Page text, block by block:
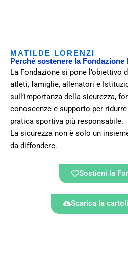
MATILDE LORENZI
Perché sostenere la
La Fondazione si pone l’obiettivo
atleti, famiglie, allenatori e
sull’importanza della sicurezza,
conoscenze e supporto per
pratica sportiva più responsabile.
La sicurezza non è solo un
da diffondere.
Sostieni la
Scarica la